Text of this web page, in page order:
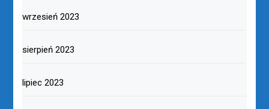
wrzesień 2023
sierpień 2023
lipiec 2023